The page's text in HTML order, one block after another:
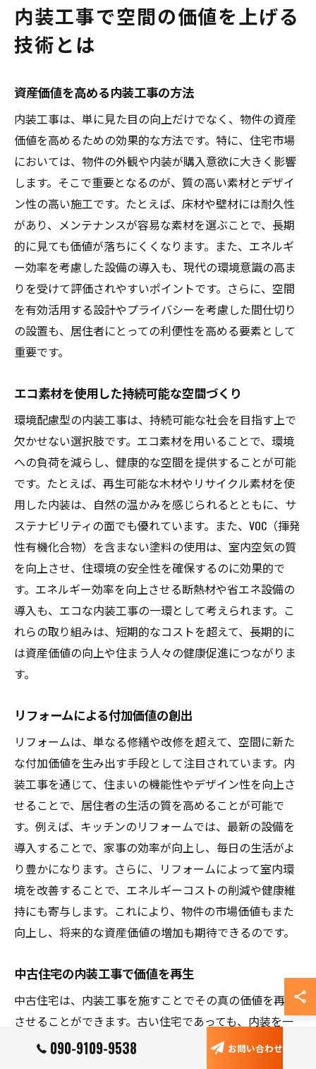
内装工事で空間の価値を上げる
技術とは
資産価値を高める内装工事の方法
内装工事は、単に見た目の向上だけでなく、物件の資産
価値を高めるための効果的な方法です。特に、住宅市場
においては、物件の外観や内装が購入意欲に大きく影響
します。そこで重要となるのが、質の高い素材とデザイ
ン性の高い施工です。たとえば、床材や壁材には耐久性
があり、メンテナンスが容易な素材を選ぶことで、長期
的に見ても価値が落ちにくくなります。また、エネルギ
ー効率を考慮した設備の導入も、現代の環境意識の高ま
りを受けて評価されやすいポイントです。さらに、空間
を有効活用する設計やプライバシーを考慮した間仕切り
の設置も、居住者にとっての利便性を高める要素として
重要です。
エコ素材を使用した持続可能な空間づくり
環境配慮型の内装工事は、持続可能な社会を目指す上で
欠かせない選択肢です。エコ素材を用いることで、環境
への負荷を減らし、健康的な空間を提供することが可能
です。たとえば、再生可能な木材やリサイクル素材を使
用した内装は、自然の温かみを感じられるとともに、サ
ステナビリティの面でも優れています。また、VOC（揮発
性有機化合物）を含まない塗料の使用は、室内空気の質
を向上させ、住環境の安全性を確保するのに効果的で
す。エネルギー効率を向上させる断熱材や省エネ設備の
導入も、エコな内装工事の一環として考えられます。こ
れらの取り組みは、短期的なコストを超えて、長期的に
は資産価値の向上や住まう人々の健康促進につながりま
す。
リフォームによる付加価値の創出
リフォームは、単なる修繕や改修を超えて、空間に新た
な付加価値を生み出す手段として注目されています。内
装工事を通じて、住まいの機能性やデザイン性を向上さ
せることで、居住者の生活の質を高めることが可能で
す。例えば、キッチンのリフォームでは、最新の設備を
導入することで、家事の効率が向上し、毎日の生活がよ
り豊かになります。さらに、リフォームによって室内環
境を改善することで、エネルギーコストの削減や健康維
持にも寄与します。これにより、物件の市場価値もまた
向上し、将来的な資産価値の増加も期待できるのです。
中古住宅の内装工事で価値を再生
中古住宅は、内装工事を施すことでその真の価値を再生
させることができます。古い住宅であっても、内装を一
新することで現代的な快適さと美しさを兼ね備えた空間
090-9109-9538 お問い合わせ